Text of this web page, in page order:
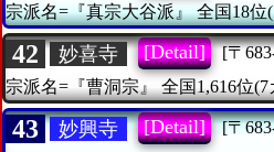
宗派名=『真宗大谷派』 全国18位
42 妙喜寺 [Detail] [〒
宗派名=『曹洞宗』
全国1,616位
43 妙興寺 [Detail] [〒